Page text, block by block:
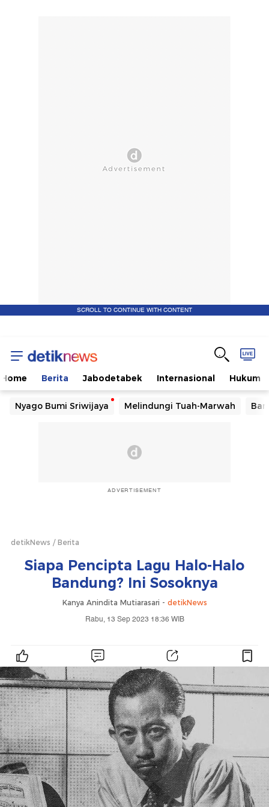
SCROLL TO CONTINUE WITH CONTENT
Home Berita Jabodetabek Internasional Hukum
Nyago Bumi Sriwijaya Melindungi Tuah-Marwah
ADVERTISEMENT
detikNews Berita
Siapa Pencipta Lagu Halo-Halo
Bandung? Ini Sosoknya
Kanya Anindita Mutiarasari - detikNews
Rabu, 13 Sep 2023 18:36 WIB